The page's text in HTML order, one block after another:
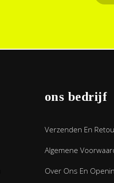
ons bedrijf
Verzenden En
Algemene
Over Ons En